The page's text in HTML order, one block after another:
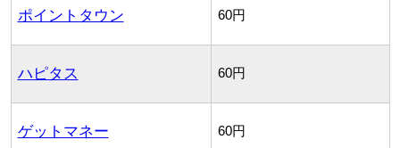
ポイントタウン 60円
ハピタス 60円
ゲットマネー 60円